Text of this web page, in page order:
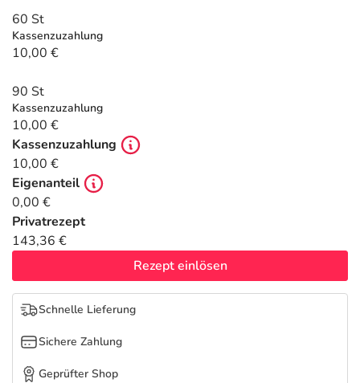
Tierapotheke
Vitamine & Mineralstoffe
Marken
Salus Deals
60 St
Kassenzuzahlung
10,00 €
90 St
Kassenzuzahlung
10,00 €
Kassenzuzahlung
10,00 €
Eigenanteil
0,00 €
Privatrezept
143,36 €
Rezept einlösen
Schnelle Lieferung
Sichere Zahlung
Geprüfter Shop